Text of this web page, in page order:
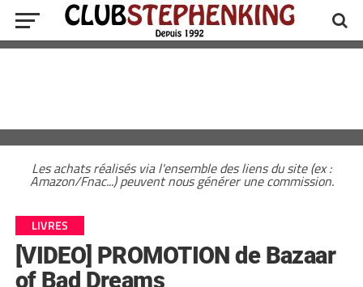
Les achats réalisés via l'ensemble des liens du site (ex :
Amazon/Fnac...) peuvent nous générer une commission.
LIVRES
[VIDEO] PROMOTION de Bazaar
of Bad Dreams